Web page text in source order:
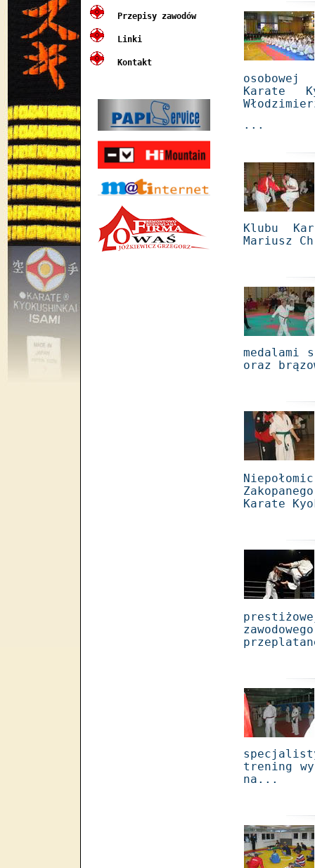
Przepisy zawodów
Linki
Kontakt
Karate
...
Klubu
Mariusz
medalami
oraz
Karate
trening
na...